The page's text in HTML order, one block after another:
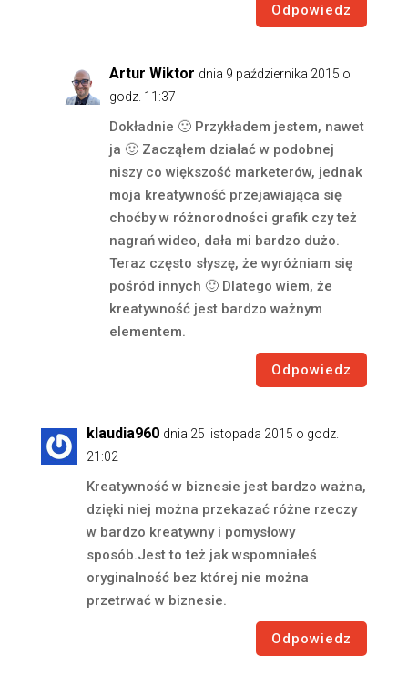
Odpowiedz
Artur Wiktor dnia 9 października 2015 o
godz. 11:37
Dokładnie 🙂 Przykładem jestem, nawet
ja 🙂 Zacząłem działać w podobnej
niszy co większość marketerów, jednak
moja kreatywność przejawiająca się
choćby w różnorodności grafik czy też
nagrań wideo, dała mi bardzo dużo.
Teraz często słyszę, że wyróżniam się
pośród innych 🙂 Dlatego wiem, że
kreatywność jest bardzo ważnym
elementem.
Odpowiedz
klaudia960 dnia 25 listopada 2015 o godz.
21:02
Kreatywność w biznesie jest bardzo ważna,
dzięki niej można przekazać różne rzeczy
w bardzo kreatywny i pomysłowy
sposób.Jest to też jak wspomniałeś
oryginalność bez której nie można
przetrwać w biznesie.
Odpowiedz